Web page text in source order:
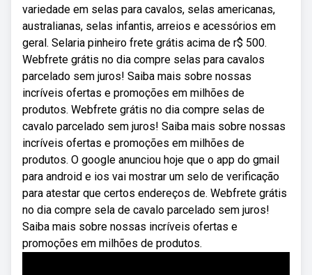
variedade em selas para cavalos, selas americanas,
australianas, selas infantis, arreios e acessórios em
geral. Selaria pinheiro frete grátis acima de r$ 500.
Webfrete grátis no dia compre selas para cavalos
parcelado sem juros! Saiba mais sobre nossas
incríveis ofertas e promoções em milhões de
produtos. Webfrete grátis no dia compre selas de
cavalo parcelado sem juros! Saiba mais sobre nossas
incríveis ofertas e promoções em milhões de
produtos. O google anunciou hoje que o app do gmail
para android e ios vai mostrar um selo de verificação
para atestar que certos endereços de. Webfrete grátis
no dia compre sela de cavalo parcelado sem juros!
Saiba mais sobre nossas incríveis ofertas e
promoções em milhões de produtos.